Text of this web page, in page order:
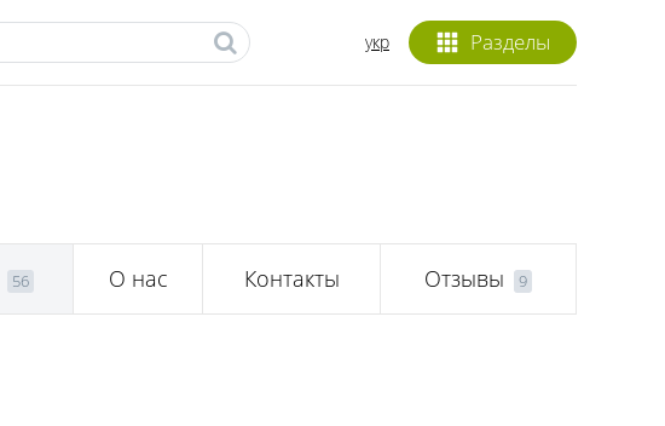
Разделы
укр
56 О нас Контакты Отзывы 9